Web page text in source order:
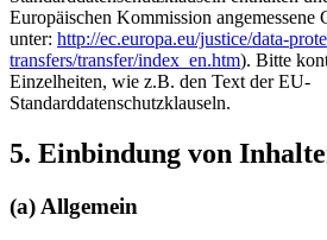
Europäischen Kommission angemessene
unter: http://ec.europa.eu/justice/data-
transfers/transfer/index_en.htm). Bitte
Einzelheiten, wie z.B. den Text der EU-
Standarddatenschutzklauseln.
5. Einbindung von
(a) Allgemein